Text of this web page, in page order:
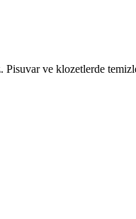
Pisuvar ve klozetlerde